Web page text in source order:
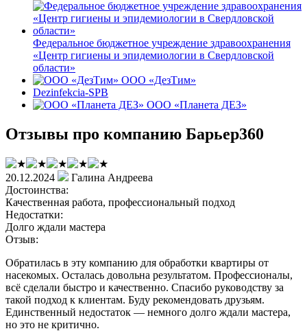
Федеральное бюджетное учреждение здравоохранения
«Центр гигиены и эпидемиологии в Свердловской
области»
ООО «ДезТим»
Dezinfekcia-SPB
ООО «Планета ДЕЗ»
Отзывы про компанию Барьер360
20.12.2024
Галина Андреева
Достоинства:
Качественная работа, профессиональный подход
Недостатки:
Долго ждали мастера
Отзыв:
Обратилась в эту компанию для обработки квартиры от
насекомых. Осталась довольна результатом. Профессионалы,
всё сделали быстро и качественно. Спасибо руководству за
такой подход к клиентам. Буду рекомендовать друзьям.
Единственный недостаток — немного долго ждали мастера,
но это не критично.